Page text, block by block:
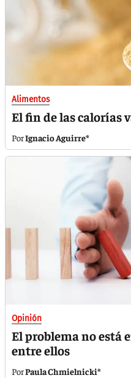
Alimentos
El fin de las calorías
Ignacio Aguirre*
Opinión
El problema no está
entre ellos
Paula Chmielnicki*